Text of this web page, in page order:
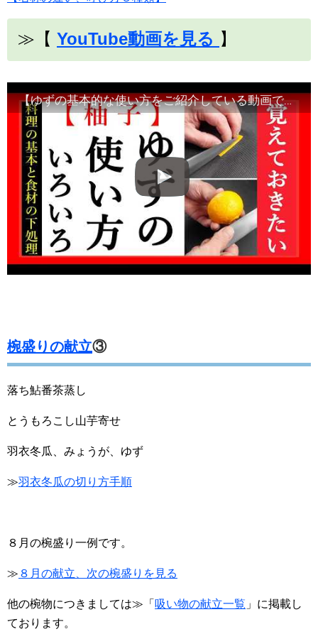
≫【 YouTube動画を見る 】
【ゆずの基本的な使い方をご紹介している動画です】食材の切り方、使い方など！Japanese food・decorative cut
椀盛りの献立③
落ち鮎番茶蒸し
とうもろこし山芋寄せ
羽衣冬瓜、みょうが、ゆず
≫羽衣冬瓜の切り方手順
８月の椀盛り一例です。
≫ ８月の献立、次の椀盛りを見る
他の椀物につきましては≫「 吸い物の献立一覧 」に掲載し
ております。